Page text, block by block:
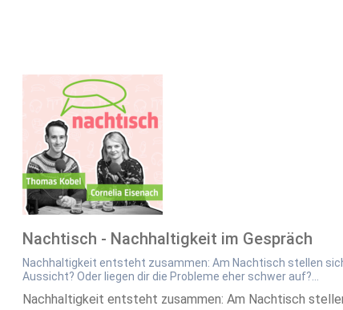
Nachtisch - Nachhaltigkeit im Gespräch
Nachhaltigkeit entsteht zusammen: Am Nachtisch stellen
Aussicht? Oder liegen dir die Probleme eher schwer auf?...
Nachhaltigkeit entsteht zusammen: Am Nachtisch